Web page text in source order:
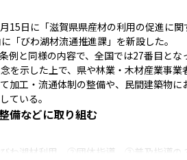
日に「滋賀県県産材の利用の促進に関
「びわ湖材流通推進課」を新設した。
と同様の内容で、全国では27番目とな
を示した上で、県や林業・木材産業事業
加工・流通体制の整備や、民間建築物に
ている。
備などに取り組む
わ湖材利用、②団体指導、③普及指導の